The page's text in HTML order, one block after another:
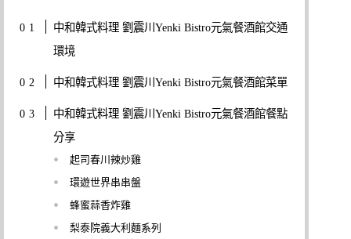
中和韓式料理 劉震川Yenki Bistro元氣餐酒館交通
環境
中和韓式料理 劉震川Yenki Bistro元氣餐酒館菜單
中和韓式料理 劉震川Yenki Bistro元氣餐酒館餐點
分享
起司春川辣炒雞
環遊世界串串盤
蜂蜜蒜香炸雞
梨泰院義大利麵系列